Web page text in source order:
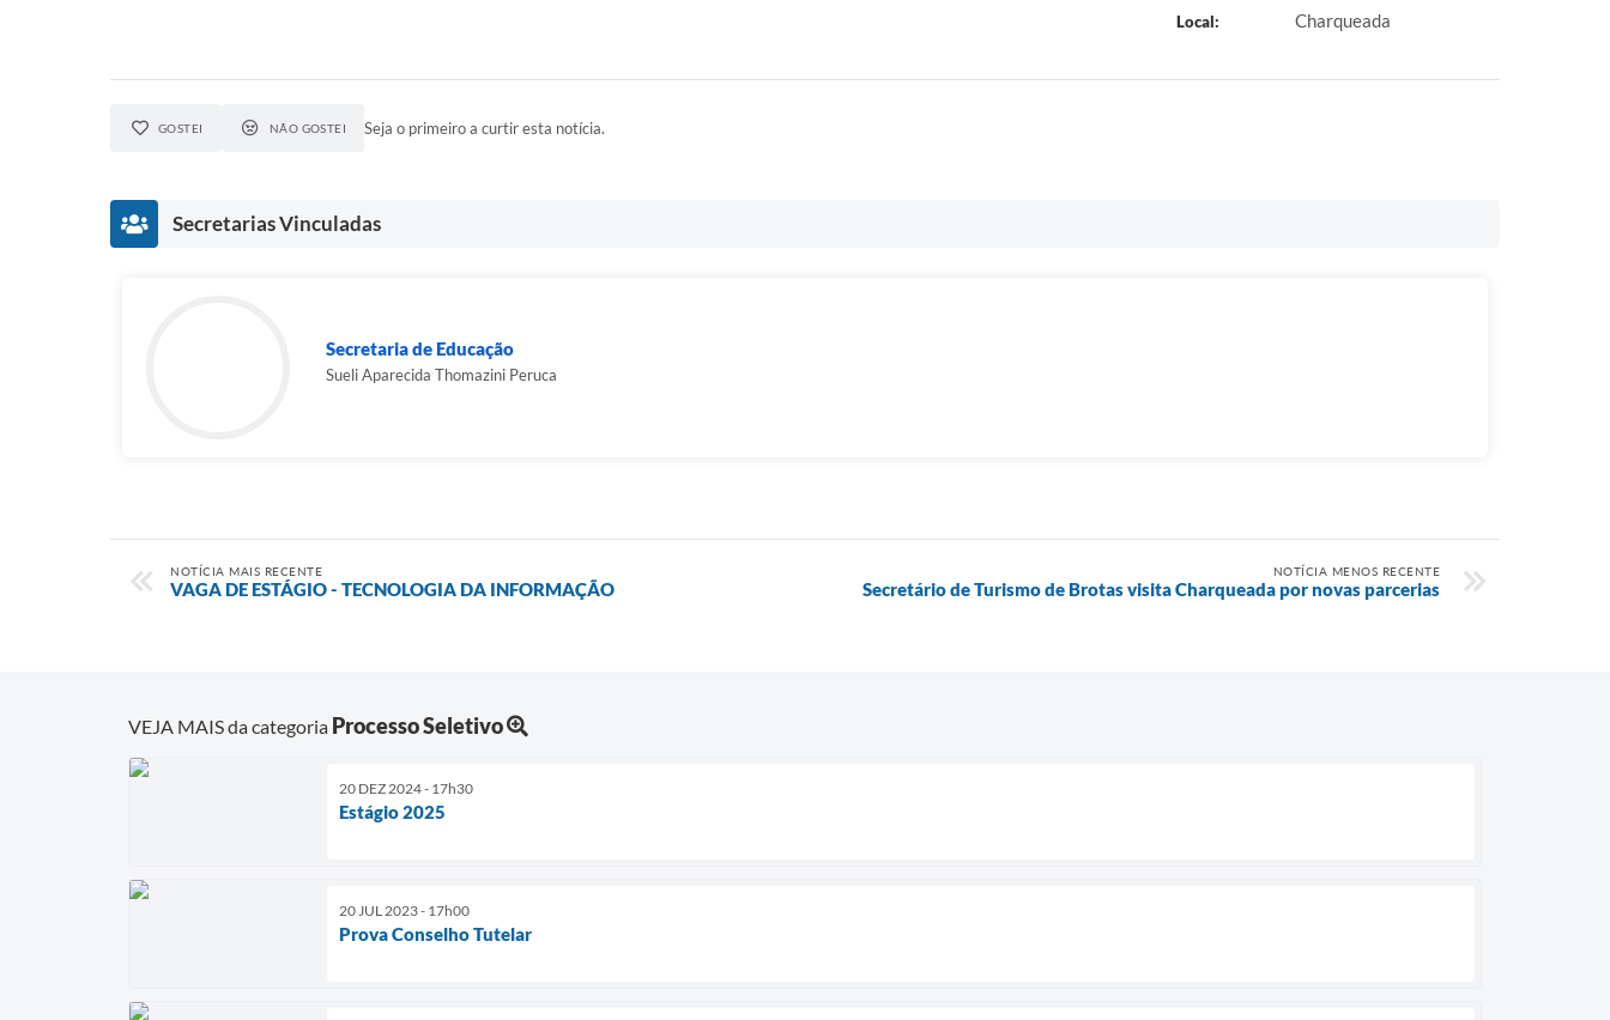
Local: Charqueada
GOSTEI NÃO GOSTEI Seja o primeiro a curtir esta notícia.
Secretarias Vinculadas
Secretaria de Educação
Sueli Aparecida Thomazini Peruca
NOTÍCIA MAIS RECENTE
VAGA DE ESTÁGIO - TECNOLOGIA DA INFORMAÇÃO
NOTÍCIA MENOS RECENTE
Secretário de Turismo de Brotas visita Charqueada por novas parcerias
VEJA MAIS da categoria Processo Seletivo
20 DEZ 2024 - 17h30
Estágio 2025
20 JUL 2023 - 17h00
Prova Conselho Tutelar